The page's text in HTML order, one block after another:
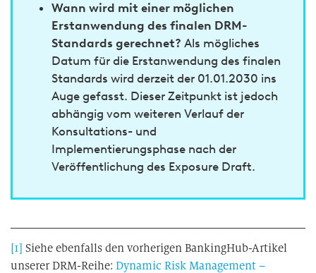
Wann wird mit einer möglichen
Erstanwendung des finalen DRM-
Standards gerechnet? Als mögliches
Datum für die Erstanwendung des finalen
Standards wird derzeit der 01.01.2030 ins
Auge gefasst. Dieser Zeitpunkt ist jedoch
abhängig vom weiteren Verlauf der
Konsultations- und
Implementierungsphase nach der
Veröffentlichung des Exposure Draft.
[1] Siehe ebenfalls den vorherigen BankingHub-Artikel
unserer DRM-Reihe: Dynamic Risk Management –